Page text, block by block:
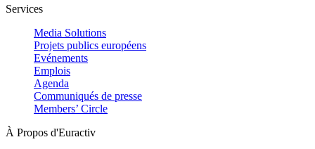
Services
Media Solutions
Projets publics européens
Evénements
Emplois
Agenda
Communiqués de presse
Members’ Circle
À Propos d'Euractiv